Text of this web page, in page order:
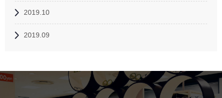
2019.10
2019.09